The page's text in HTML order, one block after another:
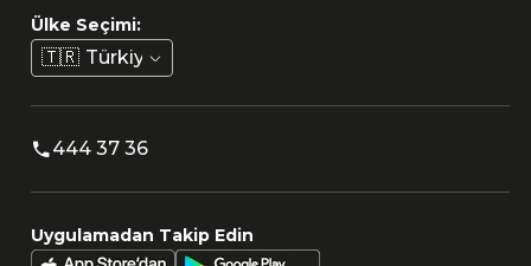
Ülke Seçimi:
🇹🇷 Türkiye
444 37 36
Uygulamadan Takip Edin